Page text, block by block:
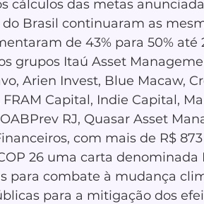
cálculos das metas
Brasil continuaram as
de 43% para 50% até
grupos Itaú Asset
Arien Invest, Blue Macaw,
Capital, Indie Capital,
RJ, Quasar Asset
com mais de R$
26 uma carta denominada
para combate à mudança
para a mitigação dos